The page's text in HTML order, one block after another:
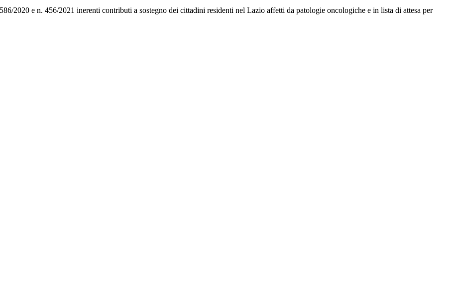
2020 e n. 456/2021 inerenti contributi a sostegno dei cittadini residenti nel Lazio affetti da patologie oncologiche e in lista di attesa per